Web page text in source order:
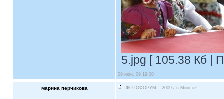
5.jpg [ 105.38 Кб |
09 июн, 09 19:00
марина перчикова ФОТОФОРУМ – 2009 / в Минске!